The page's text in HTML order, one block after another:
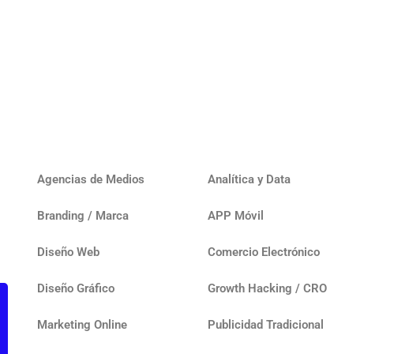
Agencias de Medios
Branding / Marca
Diseño Web
Diseño Gráfico
Marketing Online
Analítica y Data
APP Móvil
Comercio Electrónico
Growth Hacking / CRO
Publicidad Tradicional